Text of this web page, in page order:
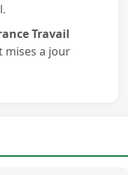
Travail
mises a jour